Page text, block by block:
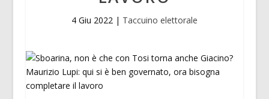
4 Giu 2022| Taccuino elettorale